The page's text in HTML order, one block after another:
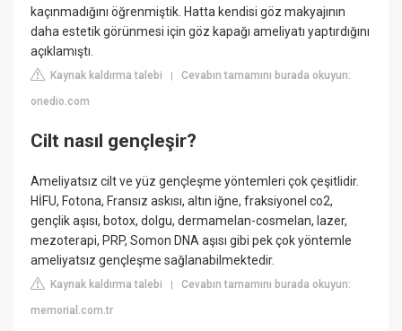
kaçınmadığını öğrenmiştik. Hatta kendisi göz makyajının
daha estetik görünmesi için göz kapağı ameliyatı yaptırdığını
açıklamıştı.
Kaynak kaldırma talebi |Cevabın tamamını burada okuyun:
onedio.com
Cilt nasıl gençleşir?
Ameliyatsız cilt ve yüz gençleşme yöntemleri çok çeşitlidir.
HİFU, Fotona, Fransız askısı, altın iğne, fraksiyonel co2,
gençlik aşısı, botox, dolgu, dermamelan-cosmelan, lazer,
mezoterapi, PRP, Somon DNA aşısı gibi pek çok yöntemle
ameliyatsız gençleşme sağlanabilmektedir.
Kaynak kaldırma talebi |Cevabın tamamını burada okuyun:
memorial.com.tr